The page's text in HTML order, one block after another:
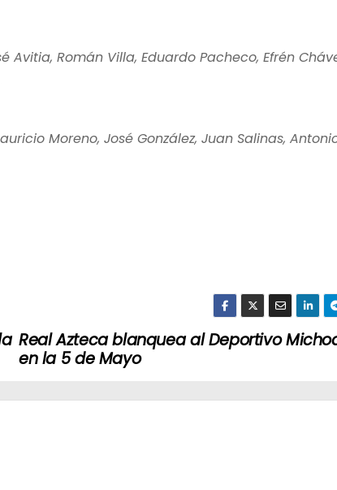
Avitia, Román Villa, Eduardo Pacheco, Efrén
Moreno, José González, Juan Salinas,
Real Azteca blanquea al Deportivo
en la 5 de Mayo